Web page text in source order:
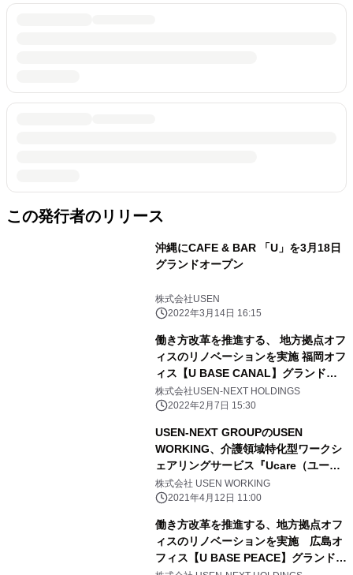
この発行者のリリース
沖縄にCAFE & BAR 「U」を3月18日
グランドオープン
株式会社USEN
2022年3月14日 16:15
働き方改革を推進する、 地方拠点オフ
ィスのリノベーションを実施 福岡オフ
ィス【U BASE CANAL】グランドオ
ープン
株式会社USEN-NEXT HOLDINGS
2022年2月7日 15:30
USEN-NEXT GROUPのUSEN
WORKING、介護領域特化型ワークシ
ェアリングサービス『Ucare（ユーケ
ア）』を提供開始
株式会社 USEN WORKING
2021年4月12日 11:00
働き方改革を推進する、地方拠点オフ
ィスのリノベーションを実施 広島オ
フィス【U BASE PEACE】グランドオ